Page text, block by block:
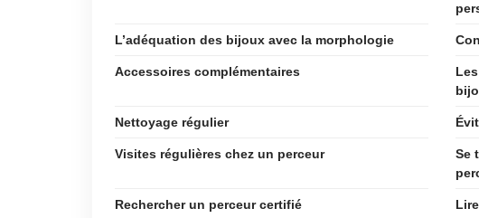
L’adéquation des bijoux avec la morphologie
Accessoires complémentaires
Nettoyage régulier
Visites régulières chez un perceur
Se
Rechercher un perceur certifié